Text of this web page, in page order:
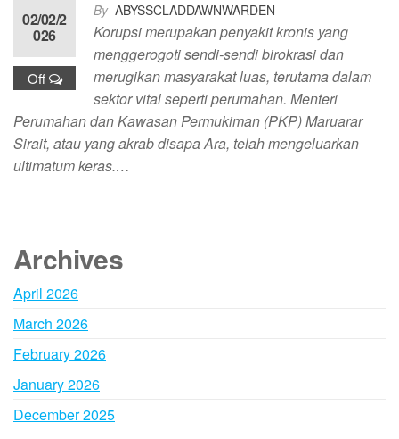
By ABYSSCLADDAWNWARDEN
02/02/2
026
Off
Korupsi merupakan penyakit kronis yang
menggerogoti sendi-sendi birokrasi dan
merugikan masyarakat luas, terutama dalam
sektor vital seperti perumahan. Menteri
Perumahan dan Kawasan Permukiman (PKP) Maruarar
Sirait, atau yang akrab disapa Ara, telah mengeluarkan
ultimatum keras.…
Archives
April 2026
March 2026
February 2026
January 2026
December 2025